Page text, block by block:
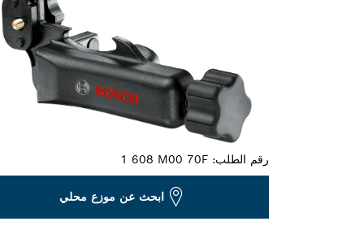
رقم الطلب: 1 608 M00 70F
ابحث عن موزع محلي